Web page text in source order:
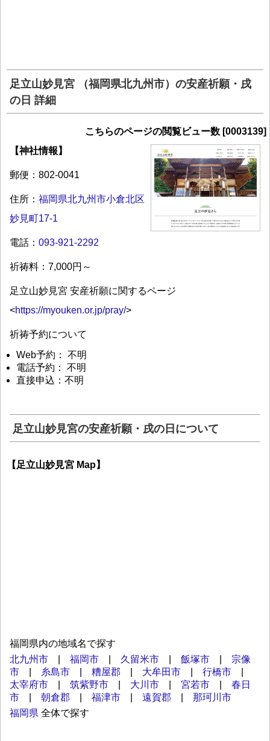
足立山妙見宮 （福岡県北九州市）の安産祈願・戌
の日 詳細
こちらのページの閲覧ビュー数 [0003139]
【神社情報】
郵便：802-0041
住所： 福岡県北九州市小倉北区
妙見町17-1
電話： 093-921-2292
祈祷料：7,000円～
足立山妙見宮 安産祈願に関するページ
<https://myouken.or.jp/pray/>
祈祷予約について
Web予約： 不明
電話予約： 不明
直接申込：不明
足立山妙見宮の安産祈願・戌の日について
【足立山妙見宮 Map】
福岡県内の地域名で探す
北九州市
福岡市 久留米市 飯塚市
宗像
市
糸島市 糟屋郡 大牟田市 行橋市
太宰府市
筑紫野市 大川市 宮若市
春日
市
朝倉郡 福津市 遠賀郡
那珂川市
福岡県 全体で探す